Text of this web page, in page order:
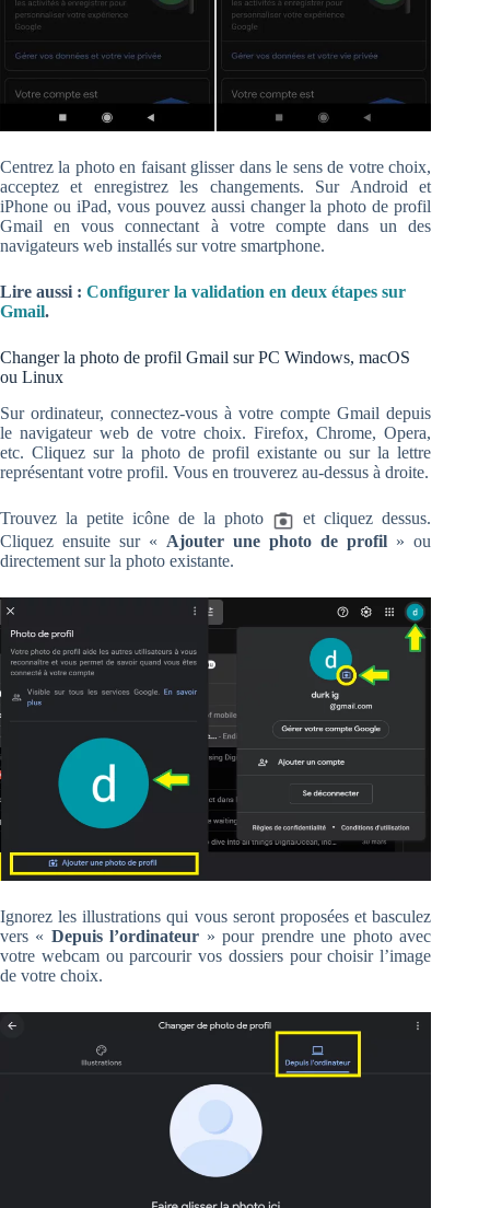
Centrez la photo en faisant glisser dans le sens de votre choix,
acceptez et enregistrez les changements. Sur Android et
iPhone ou iPad, vous pouvez aussi changer la photo de profil
Gmail en vous connectant à votre compte dans un des
navigateurs web installés sur votre smartphone.
Lire aussi : Configurer la validation en deux étapes sur
Gmail.
Changer la photo de profil Gmail sur PC Windows, macOS
ou Linux
Sur ordinateur, connectez-vous à votre compte Gmail depuis
le navigateur web de votre choix. Firefox, Chrome, Opera,
etc. Cliquez sur la photo de profil existante ou sur la lettre
représentant votre profil. Vous en trouverez au-dessus à droite.
Trouvez la petite icône de la photo
et cliquez dessus.
Cliquez ensuite sur « Ajouter une photo de profil » ou
directement sur la photo existante.
Ignorez les illustrations qui vous seront proposées et basculez
vers « Depuis l’ordinateur » pour prendre une photo avec
votre webcam ou parcourir vos dossiers pour choisir l’image
de votre choix.